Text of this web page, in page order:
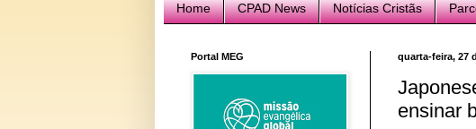
Home CPAD News Notícias Cristãs
quarta-feira, 27
ensinar
Portal MEG